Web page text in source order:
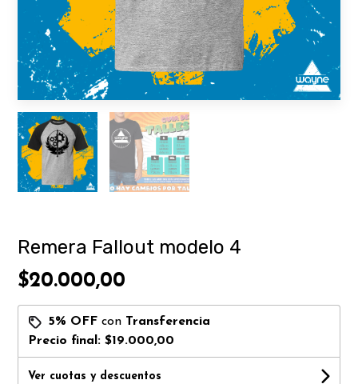
Remera Fallout modelo 4
$20.000,00
5% OFF con Transferencia
Precio final:$19.000,00
Ver cuotas y descuentos